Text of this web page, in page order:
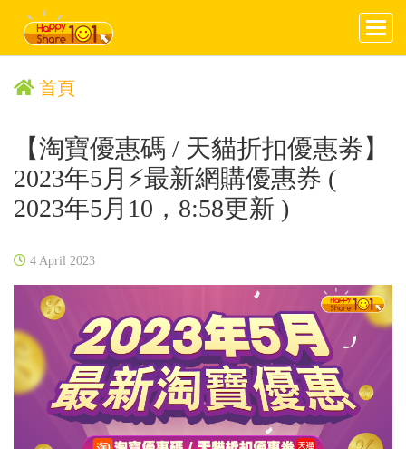
首頁
【淘寶優惠碼 / 天貓折扣優惠劵】
2023年5月⚡️最新網購優惠券 (
2023年5月10，8:58更新 )
4 April 2023